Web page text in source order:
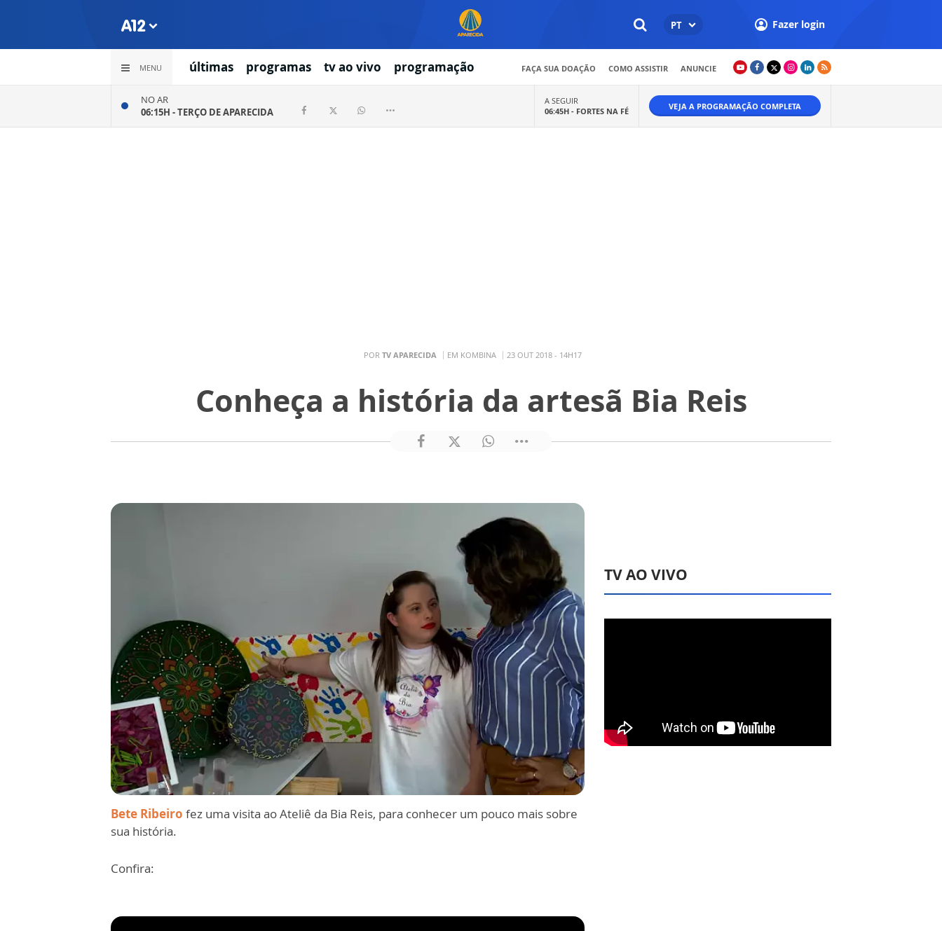
PT Fazer login
MENU últimas programas tv ao vivo programação FAÇA SUA DOAÇÃO COMO ASSISTIR ANUNCIE
NO AR
06:15H -TERÇO DE APARECIDA
A SEGUIR
06:45H - FORTES NA FÉ VEJA A PROGRAMAÇÃO COMPLETA
POR TV APARECIDA EM KOMBINA 23 OUT 2018 - 14H17
Conheça a história da artesã Bia Reis
Bete Ribeiro fez uma visita ao Ateliê da Bia Reis, para conhecer um pouco mais sobre
sua história.
Confira:
TV AO VIVO